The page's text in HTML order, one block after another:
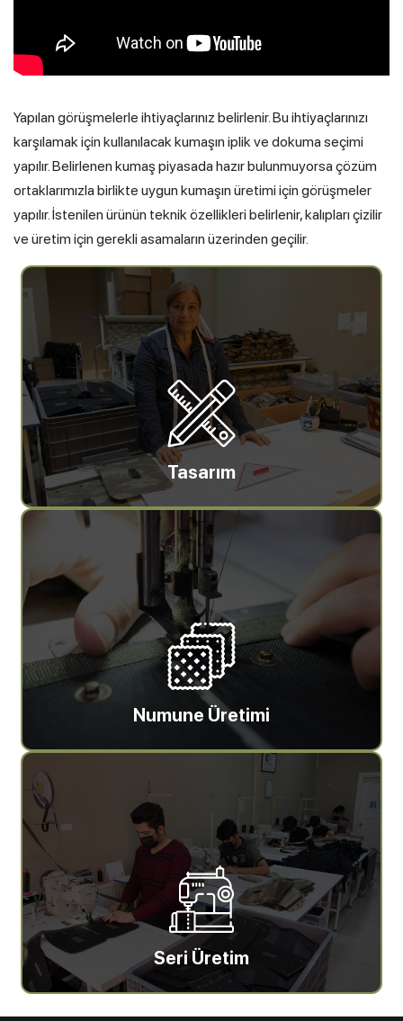
Yapılan görüşmelerle ihtiyaçlarınız belirlenir. Bu ihtiyaçlarınızı
karşılamak için kullanılacak kumaşın iplik ve dokuma seçimi
yapılır. Belirlenen kumaş piyasada hazır bulunmuyorsa çözüm
ortaklarımızla birlikte uygun kumaşın üretimi için görüşmeler
yapılır. İstenilen ürünün teknik özellikleri belirlenir, kalıpları çizilir
ve üretim için gerekli asamaların üzerinden geçilir.
Tasarım
Numune Üretimi
Seri Üretim